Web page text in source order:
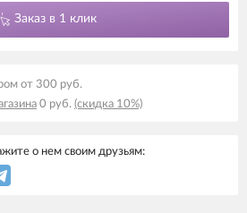
Заказ в 1 клик
от 300 руб.
0 руб. (скидка 10%)
о нем своим друзьям: